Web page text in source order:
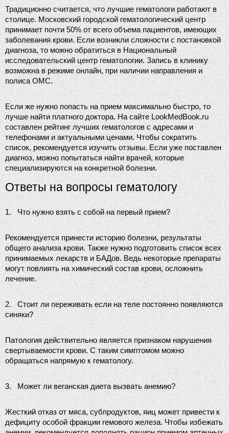
Традиционно считается, что лучшие гематологи работают в
столице. Московский городской гематологический центр
принимает почти 50% от всего объема пациентов, имеющих
заболевания крови. Если возникли сложности с постановкой
диагноза, то можно обратиться в Национальный
исследовательский центр гематологии. Запись в клинику
возможна в режиме онлайн, при наличии направления и
полиса ОМС.
Если же нужно попасть на прием максимально быстро, то
лучше найти платного доктора. На сайте LookMedBook.ru
составлен рейтинг лучших гематологов с адресами и
телефонами и актуальными ценами. Чтобы сократить
список, рекомендуется изучить отзывы. Если уже поставлен
диагноз, можно попытаться найти врачей, которые
специализируются на конкретной болезни.
Ответы на вопросы гематологу
1. Что нужно взять с собой на первый прием?
Рекомендуется принести историю болезни, результаты
общего анализа крови. Также нужно подготовить список всех
принимаемых лекарств и БАДов. Ведь некоторые препараты
могут повлиять на химический состав крови, осложнить
лечение.
2.
Стоит ли переживать если на теле постоянно появляются
синяки?
Патология действительно является признаком нарушения
свертываемости крови. С таким симптомом можно
обращаться напрямую к гематологу.
3. Может ли веганская диета вызвать анемию?
Жесткий отказ от мяса, субпродуктов, яиц может привести к
дефициту особой фракции гемового железа. Чтобы избежать